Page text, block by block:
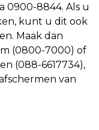
0900-8844. Als u
kunt u dit ook
Maak dan
(0800-7000) of
(088-6617734),
van